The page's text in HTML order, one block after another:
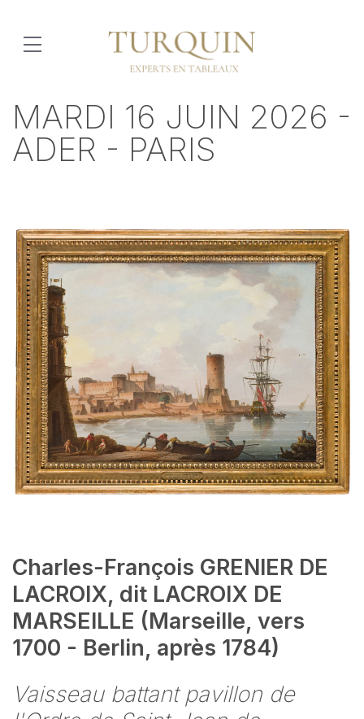
MARDI 16 JUIN 2026 -
ADER - PARIS
Charles-François GRENIER DE
LACROIX, dit LACROIX DE
MARSEILLE (Marseille, vers
1700 - Berlin, après 1784)
Vaisseau battant pavillon de